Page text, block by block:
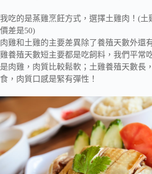
我吃的是蒸雞烹飪方式，選擇土雞肉！(土
價差是50)
肉雞和土雞的主要差異除了養殖天數外還
雞養殖天數短主要都是吃飼料，我們平常
是肉雞，肉質比較鬆軟；土雞養殖天數長
食，肉質口感是緊有彈性！